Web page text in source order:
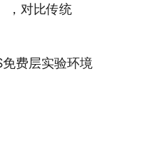
，对比传统
费层实验环境